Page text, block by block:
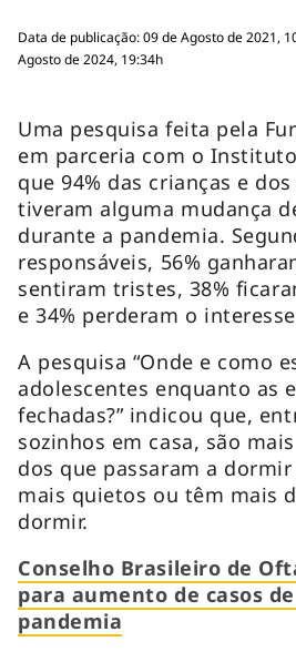
Data de publicação: 09 de Agosto de 2021,
Agosto de 2024, 19:34h
Uma pesquisa feita pela
em parceria com o
que 94% das crianças e
tiveram alguma mudança
durante a pandemia.
responsáveis, 56%
sentiram tristes, 38%
e 34% perderam o
A pesquisa “Onde e como
adolescentes enquanto as
fechadas?” indicou que,
sozinhos em casa, são
dos que passaram a
mais quietos ou têm mais
dormir.
Conselho Brasileiro de
para aumento de casos
pandemia